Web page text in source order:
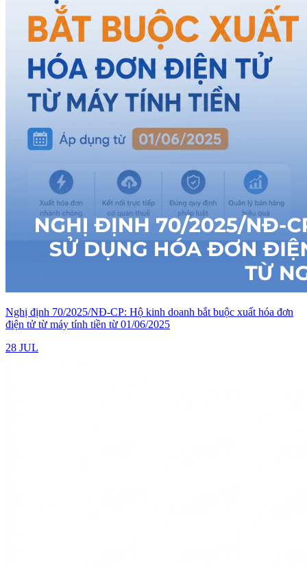
Nghị định 70/2025/NĐ-CP: Hộ kinh doanh bắt buộc xuất hóa đơn
điện tử từ máy tính tiền từ 01/06/2025
28 JUL